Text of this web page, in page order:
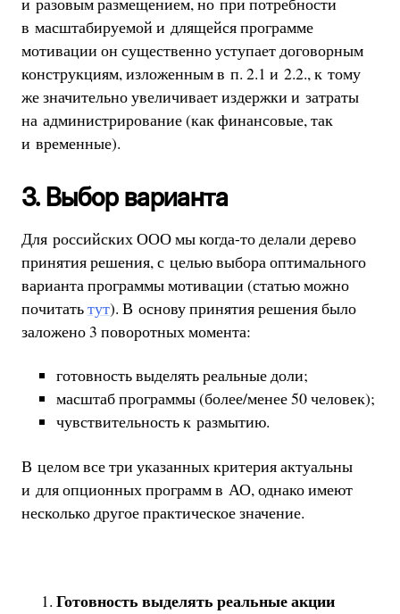
в масштабируемой и длящейся программе
мотивации он существенно уступает договорным
конструкциям, изложенным в п. 2.1 и 2.2., к тому
же значительно увеличивает издержки и затраты
на администрирование (как финансовые, так
и временные).
3. Выбор варианта
Для российских ООО мы когда-то делали дерево
принятия решения, с целью выбора оптимального
варианта программы мотивации (статью можно
почитатьтут). В основу принятия решения было
заложено 3 поворотных момента:
готовность выделять реальные доли;
масштаб программы (более/менее 50 человек);
чувствительность к размытию.
В целом все три указанных критерия актуальны
и для опционных программ в АО, однако имеют
несколько другое практическое значение.
Готовность выделять реальные акции